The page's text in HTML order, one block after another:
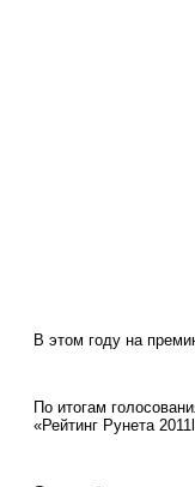
В этом году на
По итогам
«Рейтинг Рунета